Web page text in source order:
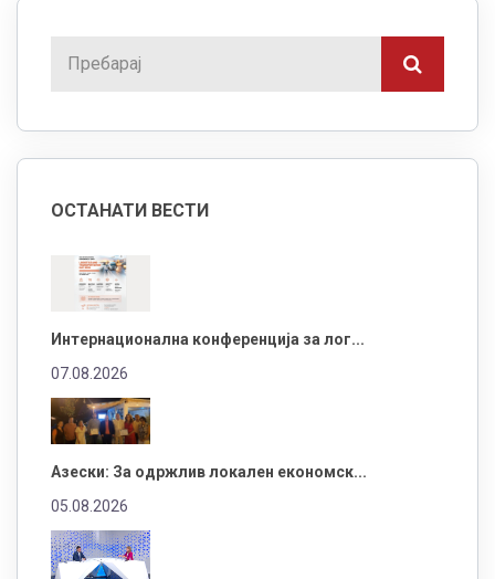
ОСТАНАТИ ВЕСТИ
Интернационална конференција за лог...
07.08.2026
Азески: За одржлив локален економск...
05.08.2026